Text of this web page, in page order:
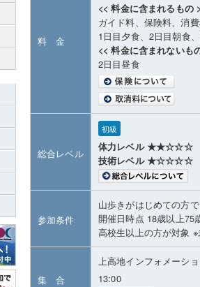
料 金
<< 料金に含まれるもの
ガイド料、保険料、消
1日目夕食、2日目朝食
<< 料金に含まれないも
2日目昼食
総合レベル
初級
体力レベル ★★☆☆☆
技術レベル ★☆☆☆☆
参加条件
山歩きがはじめての方
開催日時点 18歳以上75
高校生以上の方が対象 ※
集 合
上高地インフォメーシ
13:00